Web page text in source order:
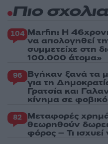
Πιο
104 Marfin: Η
να απολογηθεί
συμμετείχε στη
100.000 άτομα»
96 Βγήκαν ξανά τα
για τη
Γρατσία και
κίνημα σε
82 Μεταφορές
θεωρηθούν
φόρος – Τι ισχυεί